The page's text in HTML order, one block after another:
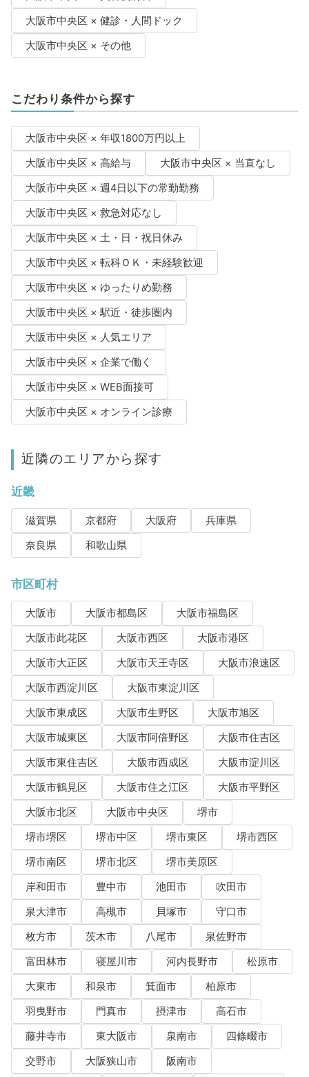
大阪市中央区 × 健診・人間ドック
大阪市中央区 × その他
こだわり条件から探す
大阪市中央区 × 年収1800万円以上
大阪市中央区 × 高給与
大阪市中央区 × 当直なし
大阪市中央区 × 週4日以下の常勤勤務
大阪市中央区 × 救急対応なし
大阪市中央区 × 土・日・祝日休み
大阪市中央区 × 転科ＯＫ・未経験歓迎
大阪市中央区 × ゆったりめ勤務
大阪市中央区 × 駅近・徒歩圏内
大阪市中央区 × 人気エリア
大阪市中央区 × 企業で働く
大阪市中央区 × WEB面接可
大阪市中央区 × オンライン診療
近隣のエリアから探す
近畿
滋賀県 京都府 大阪府
兵庫県
奈良県
和歌山県
市区町村
大阪市 大阪市都島区
大阪市福島区
大阪市此花区
大阪市西区
大阪市港区
大阪市大正区
大阪市天王寺区
大阪市浪速区
大阪市西淀川区
大阪市東淀川区
大阪市東成区
大阪市生野区
大阪市旭区
大阪市城東区
大阪市阿倍野区
大阪市住吉区
大阪市東住吉区
大阪市西成区
大阪市淀川区
大阪市鶴見区
大阪市住之江区
大阪市平野区
大阪市北区
大阪市中央区
堺市
堺市堺区
堺市中区 堺市東区
堺市西区
堺市南区
堺市北区
堺市美原区
岸和田市
豊中市 池田市
吹田市
泉大津市
高槻市 貝塚市
守口市
枚方市
茨木市 八尾市
泉佐野市
富田林市
寝屋川市 河内長野市
松原市
大東市
和泉市 箕面市
柏原市
羽曳野市
門真市 摂津市
高石市
藤井寺市
東大阪市 泉南市
四條畷市
交野市
大阪狭山市
阪南市